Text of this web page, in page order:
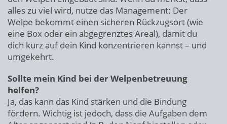
alles zu viel wird, nutze das Management: Der
Welpe bekommt einen sicheren Rückzugsort (wie
eine Box oder ein abgegrenztes Areal), damit du
dich kurz auf dein Kind konzentrieren kannst – und
umgekehrt.
Sollte mein Kind bei der Welpenbetreuung
helfen?
Ja, das kann das Kind stärken und die Bindung
fördern. Wichtig ist jedoch, dass die Aufgaben dem